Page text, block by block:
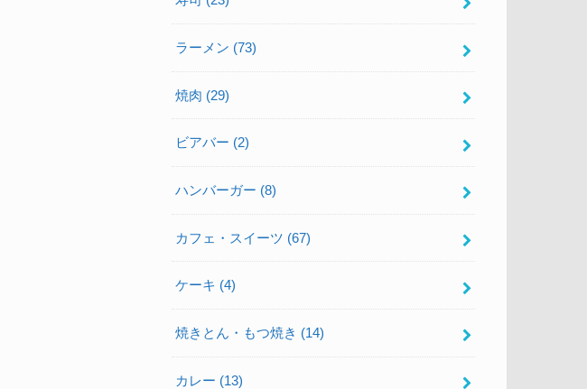
ラーメン (73)
焼肉 (29)
ビアバー (2)
ハンバーガー (8)
カフェ・スイーツ (67)
ケーキ (4)
焼きとん・もつ焼き (14)
カレー (13)